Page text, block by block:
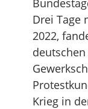
Drei Tage
2022,
Krieg in